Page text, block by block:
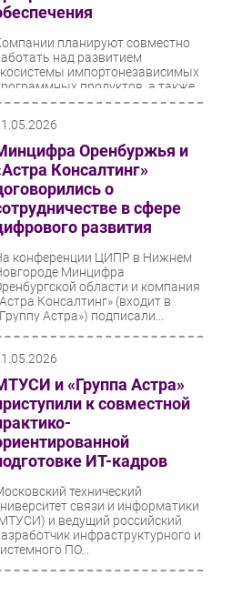
планируют совместно
над развитием
импортонезависимых
продуктов, а также
ИТ-кадров...
Оренбуржья и
Консалтинг»
о
в сфере
развития
конференции ЦИПР в Нижнем
Минцифра
области и компания
Консалтинг» (входит в
Астра») подписали...
и «Группа Астра»
к совместной
ИТ-кадров
технический
связи и информатики
и ведущий российский
инфраструктурного и
ПО...